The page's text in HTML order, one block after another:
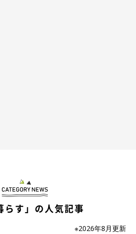
かったのが、誤飲・誤食でした。留守
した隙などに、イタズラをしてしまう
らす」の人気記事
※2026年8月更新